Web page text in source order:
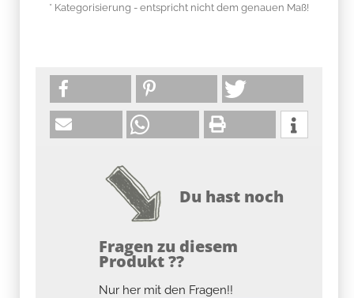
* Kategorisierung - entspricht nicht dem genauen Maß!
Du hast noch
Fragen zu diesem
Produkt ??
Nur her mit den Fragen!!